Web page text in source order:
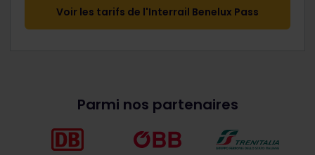
Voir les tarifs de l'Interrail Benelux Pass
Parmi nos partenaires